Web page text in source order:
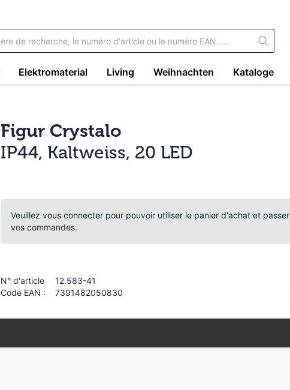
Elektromaterial Living Weihnachten Kataloge
Figur Crystalo
IP44, Kaltweiss, 20 LED
Veuillez vous connecter pour pouvoir utiliser le panier d'achat et passer
vos commandes.
N° d'article
12.583-41
Code EAN :
7391482050830